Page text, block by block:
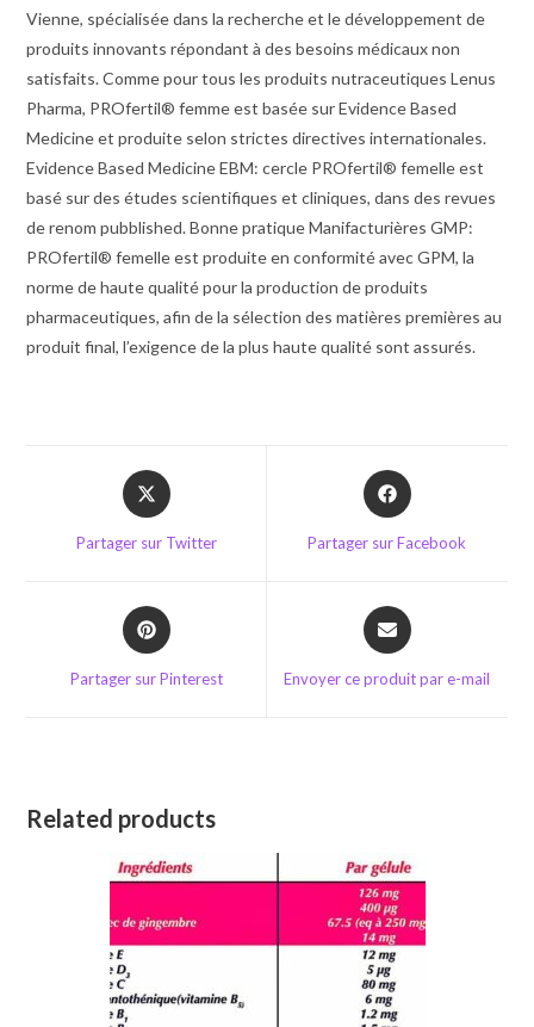
Vienne, spécialisée dans la recherche et le développement de
produits innovants répondant à des besoins médicaux non
satisfaits. Comme pour tous les produits nutraceutiques Lenus
Pharma, PROfertil® femme est basée sur Evidence Based
Medicine et produite selon strictes directives internationales.
Evidence Based Medicine EBM: cercle PROfertil® femelle est
basé sur des études scientifiques et cliniques, dans des revues
de renom pubblished. Bonne pratique Manifacturières GMP:
PROfertil® femelle est produite en conformité avec GPM, la
norme de haute qualité pour la production de produits
pharmaceutiques, afin de la sélection des matières premières au
produit final, l’exigence de la plus haute qualité sont assurés.
Opens
in
new
Partager sur Twitter
Opens
in
Partager sur Facebook
Opens
in
Partager sur Pinterest
Opens
in
new
Envoyer ce produit par e-mail
Related products